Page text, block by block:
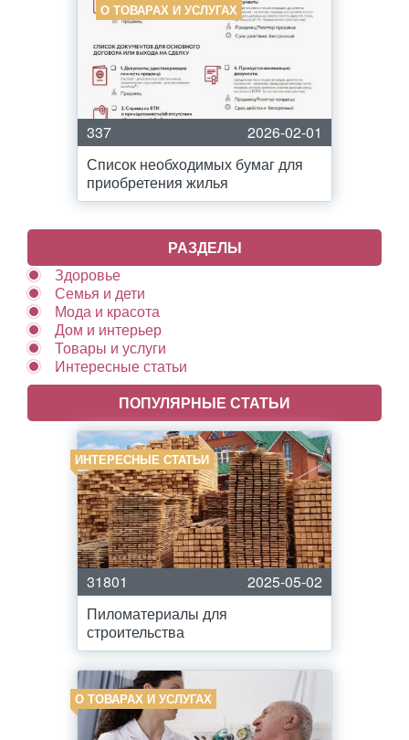
О ТОВАРАХ И УСЛУГАХ
337
2026-02-01
Список необходимых бумаг для
приобретения жилья
РАЗДЕЛЫ
Здоровье
Семья и дети
Мода и красота
Дом и интерьер
Товары и услуги
Интересные статьи
ПОПУЛЯРНЫЕ СТАТЬИ
ИНТЕРЕСНЫЕ СТАТЬИ
31801
2025-05-02
Пиломатериалы для
строительства
О ТОВАРАХ И УСЛУГАХ